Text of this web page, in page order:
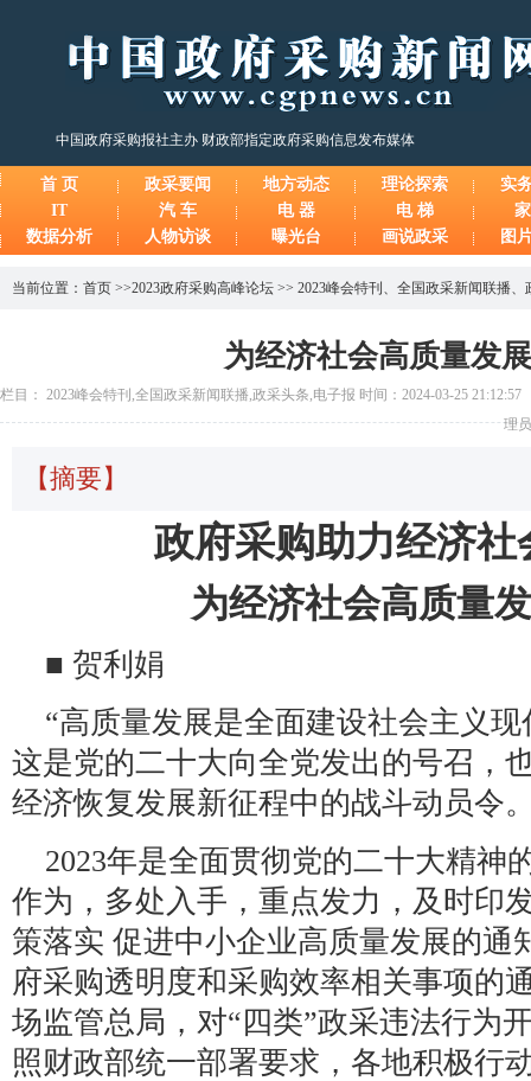
中国政府采购报社主办 财政部指定政府采购信息发布媒体
首 页 政采要闻 地方动态 理论探索
实
IT
汽 车 电 器 电 梯
数据分析
人物访谈 曝光台 画说政采 图
当前位置： 首页 >>2023政府采购高峰论坛 >> 2023峰会特刊 、 全国政采新闻联播、
为经济社会高质量发
栏目： 2023峰会特刊,全国政采新闻联播,政采头条,电子报 时间：2024-03-25
理
【摘要】
政府采购助力经济社
为经济社会高质量
■ 贺利娟
“高质量发展是全面建设社会主义
这是党的二十大向全党发出的号召，
经济恢复发展新征程中的战斗动员令
2023年是全面贯彻党的二十大精神
作为，多处入手，重点发力，及时印
策落实 促进中小企业高质量发展的通
府采购透明度和采购效率相关事项的
场监管总局，对“四类”政采违法行为
照财政部统一部署要求，各地积极行